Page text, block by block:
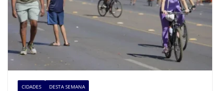
CIDADES DESTA SEMANA